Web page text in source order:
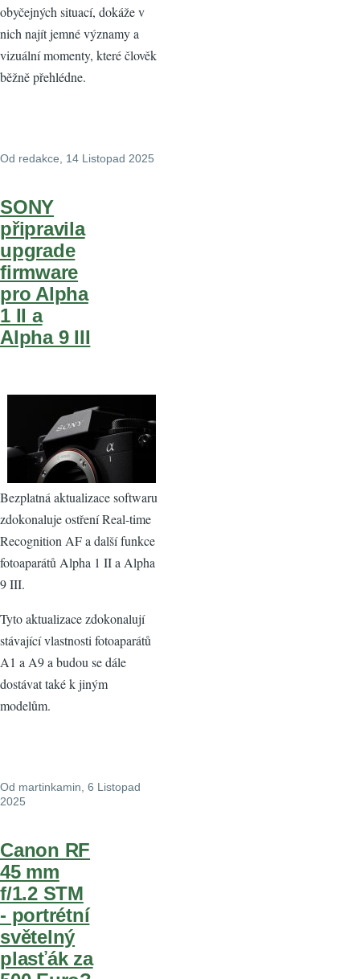
obyčejných situací, dokáže v
nich najít jemné významy a
vizuální momenty, které člověk
běžně přehlédne.
Od redakce , 14 Listopad 2025
SONY
připravila
upgrade
firmware
pro Alpha
1 II a
Alpha 9 III
Bezplatná aktualizace softwaru
zdokonaluje ostření Real-time
Recognition AF a další funkce
fotoaparátů Alpha 1 II a Alpha
9 III.
Tyto aktualizace zdokonalují
stávající vlastnosti fotoaparátů
A1 a A9 a budou se dále
dostávat také k jiným
modelům.
Od martinkamin , 6 Listopad
2025
Canon RF
45 mm
f/1.2 STM
- portrétní
světelný
plasťák za